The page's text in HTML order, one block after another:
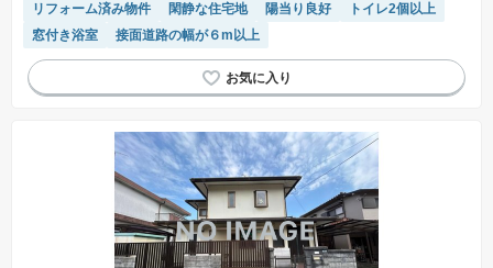
リフォーム済み物件 閑静な住宅地 陽当り良好
トイレ2個以上
窓付き浴室
接面道路の幅が６m以上